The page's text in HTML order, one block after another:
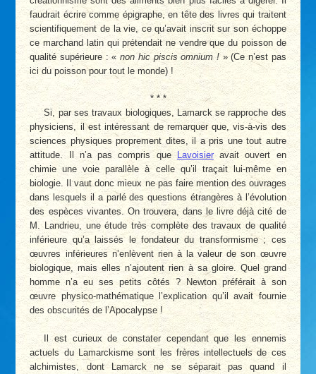
faudrait écrire comme épigraphe, en tête des livres qui traitent
scientifiquement de la vie, ce qu’avait inscrit sur son échoppe
ce marchand latin qui prétendait ne vendre que du poisson de
qualité supérieure : «non hic piscis omnium !» (Ce n’est pas
ici du poisson pour tout le monde) !
* * *
Si, par ses travaux biologiques, Lamarck se rapproche des
physiciens, il est intéressant de remarquer que, vis-à-vis des
sciences physiques proprement dites, il a pris une tout autre
attitude. Il n’a pas compris que Lavoisieravait ouvert en
chimie une voie parallèle à celle qu’il traçait lui-même en
biologie. Il vaut donc mieux ne pas faire mention des ouvrages
dans lesquels il a parlé des questions étrangères à l’évolution
des espèces vivantes. On trouvera, dans le livre déjà cité de
M. Landrieu, une étude très complète des travaux de qualité
inférieure qu’a laissés le fondateur du transformisme ; ces
œuvres inférieures n’enlèvent rien à la valeur de son œuvre
biologique, mais elles n’ajoutent rien à sa gloire. Quel grand
homme n’a eu ses petits côtés ? Newton préférait à son
œuvre physico-mathématique l’explication qu’il avait fournie
des obscurités de l’Apocalypse !
Il est curieux de constater cependant que les ennemis
actuels du Lamarckisme sont les frères intellectuels de ces
alchimistes, dont Lamarck ne se séparait pas quand il